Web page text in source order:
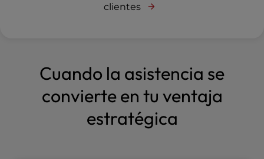
clientes
Cuando la asistencia se
convierte en tu ventaja
estratégica